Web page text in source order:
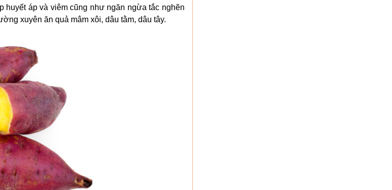
huyết áp và viêm cũng như ngăn ngừa tắc nghẽn
xuyên ăn quả mâm xôi, dâu tằm, dâu tây.